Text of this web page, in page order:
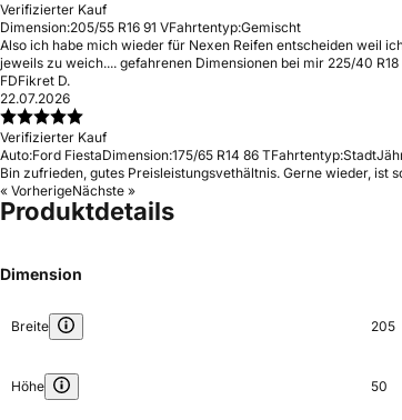
Verifizierter Kauf
Dimension:205/55 R16 91 VFahrtentyp:Gemischt
Also ich habe mich wieder für Nexen Reifen entscheiden weil
jeweils zu weich.... gefahrenen Dimensionen bei mir 225/40
FDFikret D.
22.07.2026
Verifizierter Kauf
Auto:Ford FiestaDimension:175/65 R14 86 TFahrtentyp:Stadt
Bin zufrieden, gutes Preisleistungsvethältnis. Gerne wieder, ist
« VorherigeNächste »
Produktdetails
Dimension
Breite 205
Höhe 50